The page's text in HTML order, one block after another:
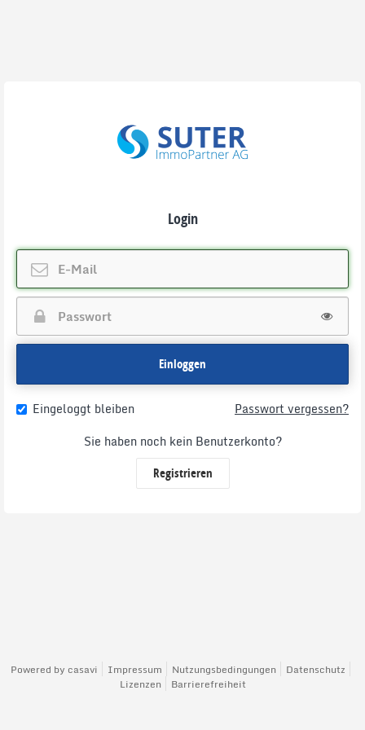
Login
Einloggen
Eingeloggt bleiben
Passwort vergessen?
Sie haben noch kein Benutzerkonto?
Registrieren
Powered by casavi Impressum Nutzungsbedingungen
Datenschutz
Lizenzen
Barrierefreiheit